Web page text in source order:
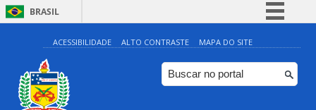
BRASIL
Simplifique!
Comunica BR
Participe
ACESSIBILIDADE ALTO CONTRASTE MAPA DO SITE